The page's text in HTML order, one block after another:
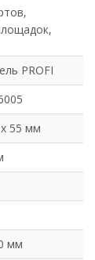
PROFI
55 мм
мм